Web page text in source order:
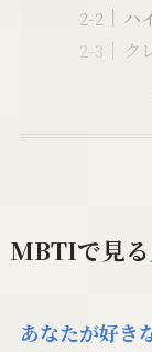
ハ
ク
MBTIで見
あなたが好き